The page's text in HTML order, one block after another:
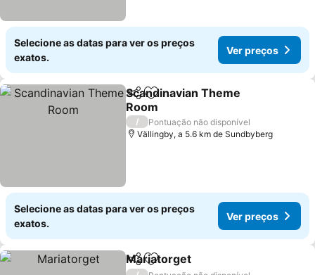
Selecione as datas para ver os preços
exatos.
Ver preços
PartilharAdicionar aos favoritos
Scandinavian Theme
Room
Ver preços
/
Pontuação não disponível
Vällingby, a 5.6 km de Sundbyberg
Selecione as datas para ver os preços
exatos.
Ver preços
PartilharAdicionar aos favoritos
Mariatorget